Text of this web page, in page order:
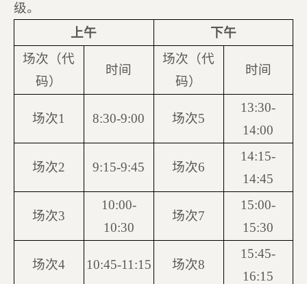
级。
上午
下午
场次（代
码）
时间
场次（代
码）
时间
场次1 8:30-9:00 场次5
13:30-
14:00
场次2 9:15-9:45 场次6
14:15-
14:45
场次3
10:00-
10:30
场次7
15:00-
15:30
场次4 10:45-11:15 场次8
15:45-
16:15